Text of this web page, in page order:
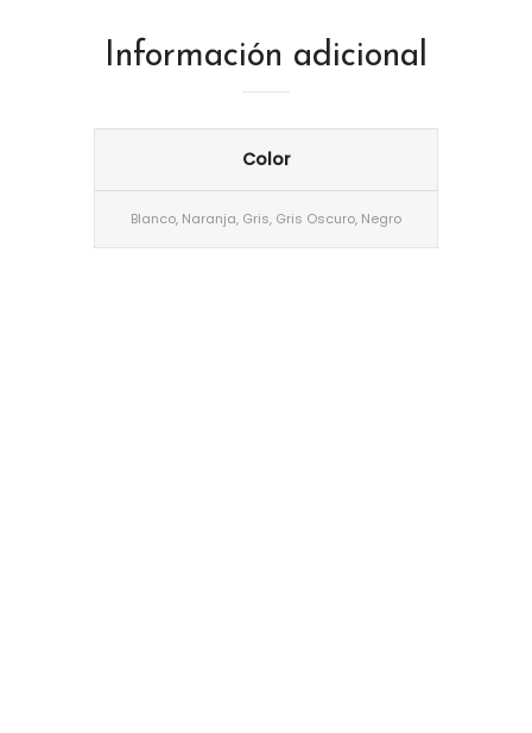
Información adicional
Color
Blanco, Naranja, Gris, Gris Oscuro, Negro